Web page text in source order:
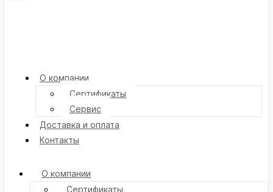
О компании
Сертификаты
Сервис
Доставка и оплата
Контакты
О компании
Сертификаты